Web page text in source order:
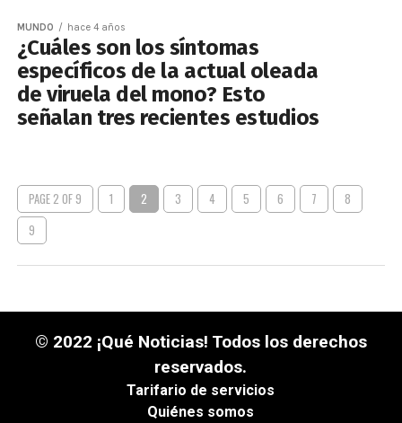
MUNDO hace 4 años
¿Cuáles son los síntomas
específicos de la actual oleada
de viruela del mono? Esto
señalan tres recientes estudios
PAGE 2 OF 9 1 2 3 4 5 6 7
8
9
© 2022 ¡Qué Noticias! Todos los derechos
reservados.
Tarifario de servicios
Quiénes somos